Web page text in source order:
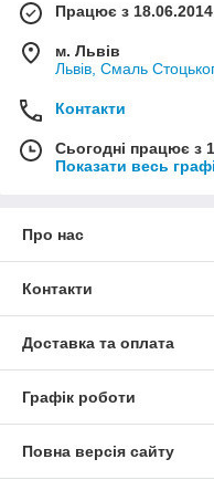
Працює з 18.06.2014
м. Львів
Львів, Смаль
Контакти
Сьогодні працює з
Показати весь
Про нас
Контакти
Доставка та оплата
Графік роботи
Повна версія сайту